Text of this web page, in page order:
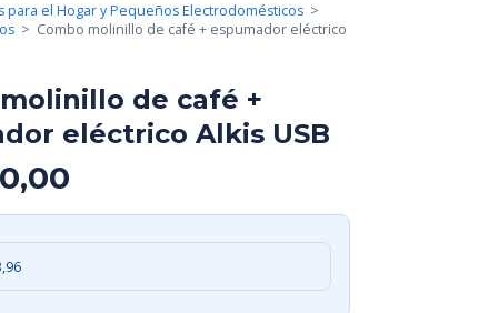
para el Hogar y Pequeños Electrodomésticos >
> Combo molinillo de café + espumador eléctrico
de café +
eléctrico Alkis USB